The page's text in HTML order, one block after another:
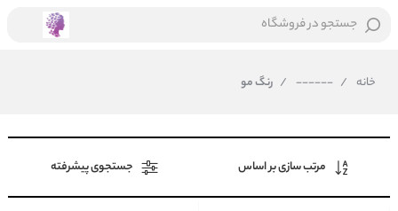
جستجو در فروشگاه
خانه /
------
/ رنگ مو
مرتب سازی بر اساس جستجوی پیشرفته